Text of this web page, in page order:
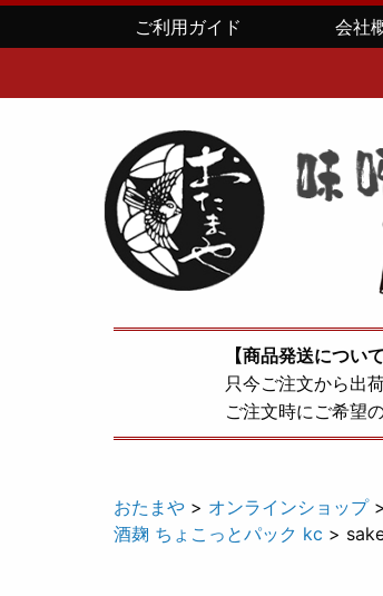
ご利用ガイド 会社
【商品発送につい
只今ご注文から出荷
ご注文時にご希望
おたまや > オンラインショップ>
酒麹 ちょこっとパック kc >